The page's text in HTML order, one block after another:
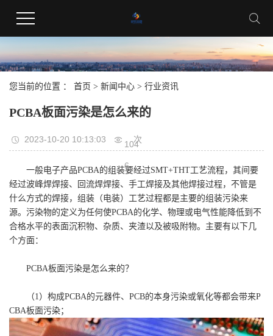
您当前的位置 ： 首页 > 新闻中心 > 行业资讯
PCBA板面污染是怎么来的
2023-10-20 10:13:03 104
6
次
一般电子产品PCBA的组装要经过SMT+THT工艺流程，其间要
经过波峰焊焊接、回流焊焊接、手工焊接及其他焊接过程，不管是
什么方式的焊接，组装（电装）工艺过程都是主要的组装污染来
源。污染物的定义为任何使PCBA的化学、物理或电气性能降低到不
合格水平的表面沉积物、杂质、夹渣以及被吸附物。主要有以下几
个方面：
PCBA板面污染是怎么来的？
（1）构成PCBA的元器件、PCB的本身污染或氧化等都会带来P
CBA板面污染；